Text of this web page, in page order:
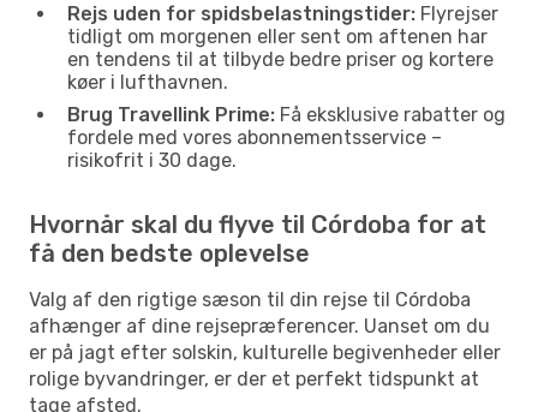
Rejs uden for spidsbelastningstider: Flyrejser
tidligt om morgenen eller sent om aftenen har
en tendens til at tilbyde bedre priser og kortere
køer i lufthavnen.
Brug Travellink Prime: Få eksklusive rabatter og
fordele med vores abonnementsservice –
risikofrit i 30 dage.
Hvornår skal du flyve til Córdoba for at
få den bedste oplevelse
Valg af den rigtige sæson til din rejse til Córdoba
afhænger af dine rejsepræferencer. Uanset om du
er på jagt efter solskin, kulturelle begivenheder eller
rolige byvandringer, er der et perfekt tidspunkt at
tage afsted.